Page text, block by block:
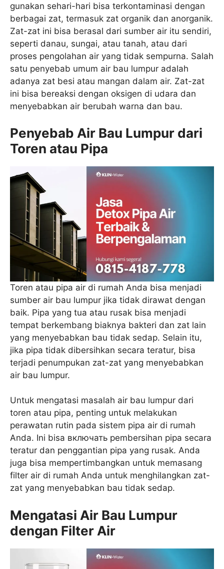
gunakan sehari-hari bisa terkontaminasi dengan
berbagai zat, termasuk zat organik dan anorganik.
Zat-zat ini bisa berasal dari sumber air itu sendiri,
seperti danau, sungai, atau tanah, atau dari
proses pengolahan air yang tidak sempurna. Salah
satu penyebab umum air bau lumpur adalah
adanya zat besi atau mangan dalam air. Zat-zat
ini bisa bereaksi dengan oksigen di udara dan
menyebabkan air berubah warna dan bau.
Penyebab Air Bau Lumpur dari
Toren atau Pipa
Toren atau pipa air di rumah Anda bisa menjadi
sumber air bau lumpur jika tidak dirawat dengan
baik. Pipa yang tua atau rusak bisa menjadi
tempat berkembang biaknya bakteri dan zat lain
yang menyebabkan bau tidak sedap. Selain itu,
jika pipa tidak dibersihkan secara teratur, bisa
terjadi penumpukan zat-zat yang menyebabkan
air bau lumpur.
Untuk mengatasi masalah air bau lumpur dari
toren atau pipa, penting untuk melakukan
perawatan rutin pada sistem pipa air di rumah
Anda. Ini bisa включать pembersihan pipa secara
teratur dan penggantian pipa yang rusak. Anda
juga bisa mempertimbangkan untuk memasang
filter air di rumah Anda untuk menghilangkan zat-
zat yang menyebabkan bau tidak sedap.
Mengatasi Air Bau Lumpur
dengan Filter Air